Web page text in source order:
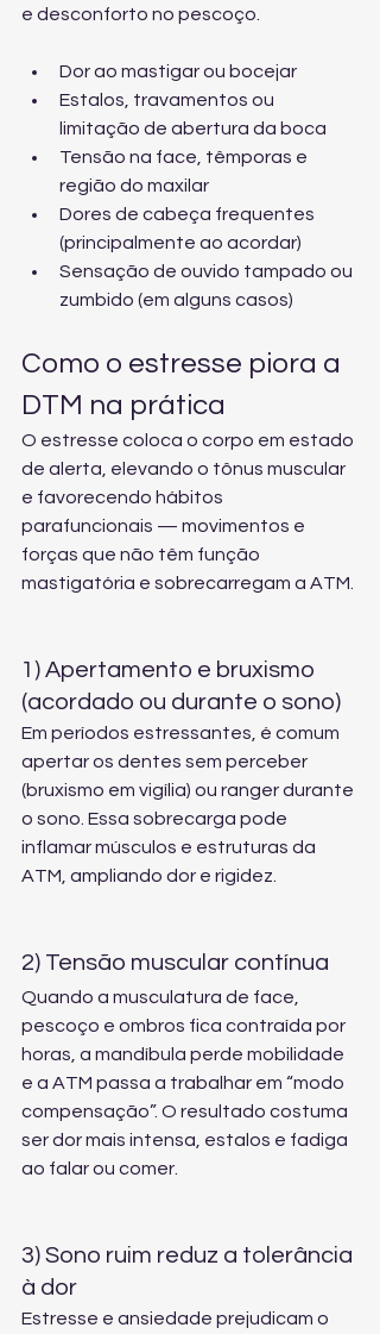
e desconforto no pescoço.
Dor ao mastigar ou bocejar
Estalos, travamentos ou
limitação de abertura da boca
Tensão na face, têmporas e
região do maxilar
Dores de cabeça frequentes
(principalmente ao acordar)
Sensação de ouvido tampado ou
zumbido (em alguns casos)
Como o estresse piora a
DTM na prática
O estresse coloca o corpo em estado
de alerta, elevando o tônus muscular
e favorecendo hábitos
parafuncionais — movimentos e
forças que não têm função
mastigatória e sobrecarregam a ATM.
1) Apertamento e bruxismo
(acordado ou durante o sono)
Em períodos estressantes, é comum
apertar os dentes sem perceber
(bruxismo em vigília) ou ranger durante
o sono. Essa sobrecarga pode
inflamar músculos e estruturas da
ATM, ampliando dor e rigidez.
2) Tensão muscular contínua
Quando a musculatura de face,
pescoço e ombros fica contraída por
horas, a mandíbula perde mobilidade
e a ATM passa a trabalhar em “modo
compensação”. O resultado costuma
ser dor mais intensa, estalos e fadiga
ao falar ou comer.
3) Sono ruim reduz a tolerância
à dor
Estresse e ansiedade prejudicam o